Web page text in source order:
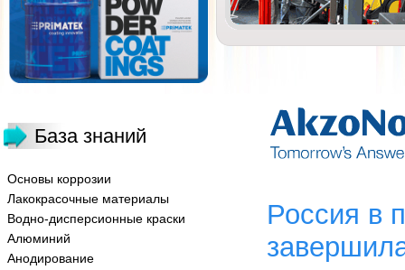
База знаний
Основы коррозии
Лакокрасочные материалы
Водно-дисперсионные краски
Алюминий
Анодирование
Россия в